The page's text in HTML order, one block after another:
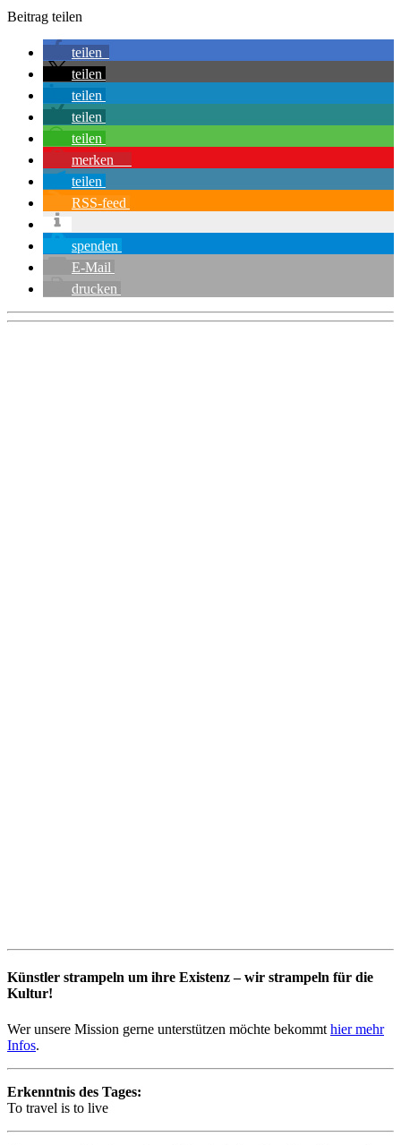
Beitrag teilen
teilen
teilen
teilen
teilen
teilen
merken
teilen
RSS-feed
spenden
E-Mail
drucken
Künstler strampeln um ihre Existenz – wir strampeln für die
Kultur!
Wer unsere Mission gerne unterstützen möchte bekommt hier mehr
Infos.
Erkenntnis des Tages:
To travel is to live